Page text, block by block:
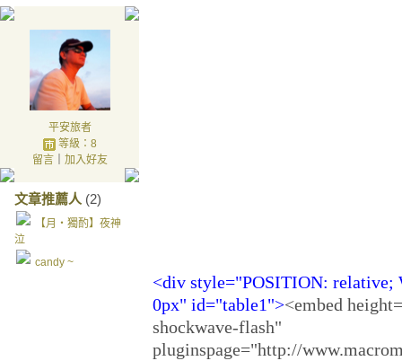
平安旅者
等級：8
留言｜ 加入好友
文章推薦人 (2)
【月‧獨酌】夜神
泣
candy ~
<div style="POSITION:
0px" id="table1"><embed
shockwave-flash"
pluginspage="http://